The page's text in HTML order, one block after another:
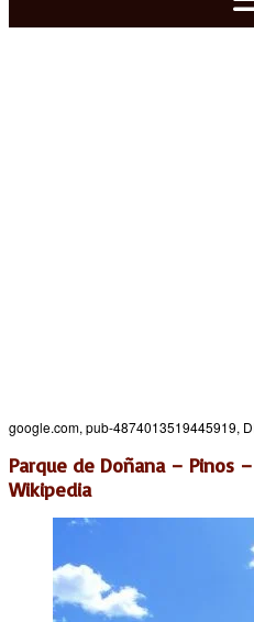
google.com, pub-4874013519445919,
Parque de Doñana – Pinos
Wikipedia